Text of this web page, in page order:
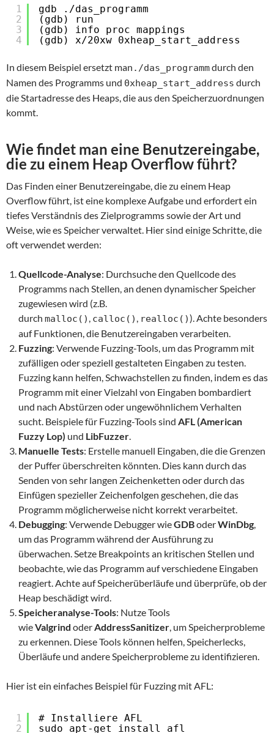
1
2
3
4
gdb ./das_programm
(gdb) run
(gdb) info proc mappings
(gdb) x/20xw 0xheap_start_address
In diesem Beispiel ersetzt man ./das_programmdurch den
Namen des Programms und 0xheap_start_address durch
die Startadresse des Heaps, die aus den Speicherzuordnungen
kommt.
Wie findet man eine Benutzereingabe,
die zu einem Heap Overflow führt?
Das Finden einer Benutzereingabe, die zu einem Heap
Overflow führt, ist eine komplexe Aufgabe und erfordert ein
tiefes Verständnis des Zielprogramms sowie der Art und
Weise, wie es Speicher verwaltet. Hier sind einige Schritte, die
oft verwendet werden:
Quellcode-Analyse: Durchsuche den Quellcode des
Programms nach Stellen, an denen dynamischer Speicher
zugewiesen wird (z.B.
durch malloc() , calloc() , realloc()). Achte besonders
auf Funktionen, die Benutzereingaben verarbeiten.
Fuzzing: Verwende Fuzzing-Tools, um das Programm mit
zufälligen oder speziell gestalteten Eingaben zu testen.
Fuzzing kann helfen, Schwachstellen zu finden, indem es das
Programm mit einer Vielzahl von Eingaben bombardiert
und nach Abstürzen oder ungewöhnlichem Verhalten
sucht. Beispiele für Fuzzing-Tools sind AFL (American
Fuzzy Lop) und LibFuzzer.
Manuelle Tests: Erstelle manuell Eingaben, die die Grenzen
der Puffer überschreiten könnten. Dies kann durch das
Senden von sehr langen Zeichenketten oder durch das
Einfügen spezieller Zeichenfolgen geschehen, die das
Programm möglicherweise nicht korrekt verarbeitet.
Debugging: Verwende Debugger wieGDBoderWinDbg,
um das Programm während der Ausführung zu
überwachen. Setze Breakpoints an kritischen Stellen und
beobachte, wie das Programm auf verschiedene Eingaben
reagiert. Achte auf Speicherüberläufe und überprüfe, ob der
Heap beschädigt wird.
Speicheranalyse-Tools: Nutze Tools
wieValgrind oderAddressSanitizer, um Speicherprobleme
zu erkennen. Diese Tools können helfen, Speicherlecks,
Überläufe und andere Speicherprobleme zu identifizieren.
Hier ist ein einfaches Beispiel für Fuzzing mit AFL:
1
2
# Installiere AFL
sudo apt-get install afl